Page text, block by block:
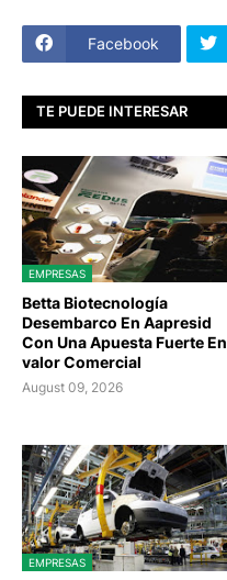
Facebook
TE PUEDE INTERESAR
EMPRESAS
Betta Biotecnología
Desembarco En Aapresid
Con Una Apuesta Fuerte En
valor Comercial
August 09, 2026
EMPRESAS